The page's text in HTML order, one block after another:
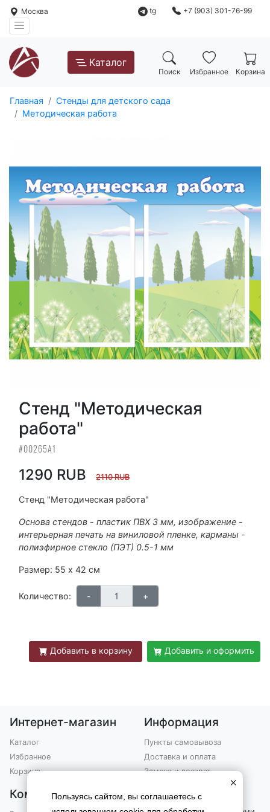
Москва tg +7 (903) 301-76-99
Каталог
Поиск Избранное Корзина
Главная
Стенды для детского сада
Методическая работа
Стенд "Методическая
работа"
#00265А1
1290 RUB 2110 RUB
Стенд "Методическая работа"
Основа стендов - пластик ПВХ 3 мм, изображение -
интерьерная печать на виниловой пленке, карманы -
полиэфирное стекло (ПЭТ) 0.5-1 мм
Размер: 55 х 42 см
Количество:
Добавить в корзину Добавить и оформить
Интернет-магазин
Каталог
Избранное
Корзина
Информация
Пункты самовывоза
Доставка и оплата
Замена и возврат
Компания Контакты
×
Пользуясь сайтом, вы соглашаетесь с